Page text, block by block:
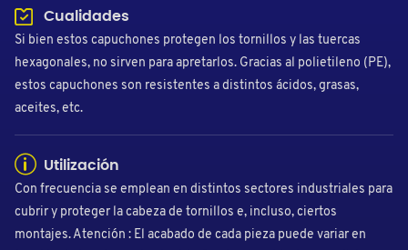
Cualidades
Si bien estos capuchones protegen los tornillos y las tuercas
hexagonales, no sirven para apretarlos. Gracias al polietileno (PE),
estos capuchones son resistentes a distintos ácidos, grasas,
aceites, etc.
Utilización
Con frecuencia se emplean en distintos sectores industriales para
cubrir y proteger la cabeza de tornillos e, incluso, ciertos
montajes. Atención : El acabado de cada pieza puede variar en